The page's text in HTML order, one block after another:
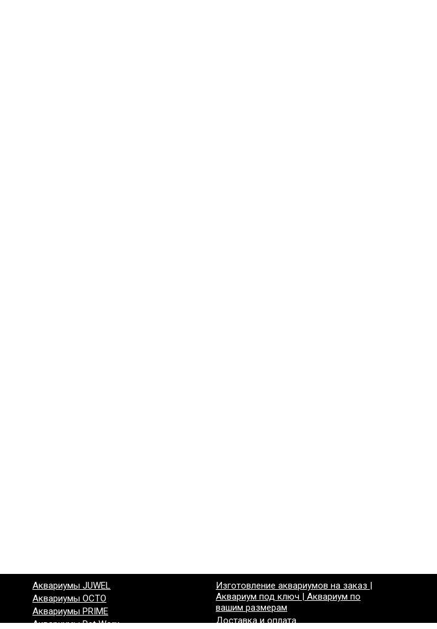
Аквариумы JUWEL
Аквариумы OCTO
Аквариумы PRIME
Аквариумы Pet Worx
Изготовление аквариумов на заказ |
Аквариум под ключ | Аквариум по
вашим размерам
Доставка и оплата